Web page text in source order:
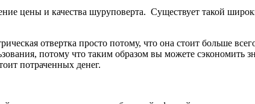
цены и качества шуруповерта. Существует такой
отвертка просто потому, что она стоит больше
потому что таким образом вы можете
потраченных денег.